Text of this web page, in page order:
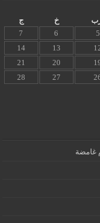
خ
ج
5
6
7
13
14
20
21
27
28
غامضة